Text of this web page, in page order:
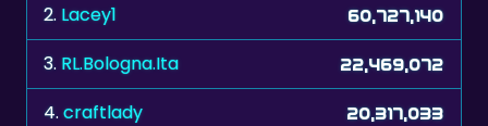
2. Lacey1 60,727,140
3. RL.Bologna.Ita 22,469,072
4.craftlady 20,317,033